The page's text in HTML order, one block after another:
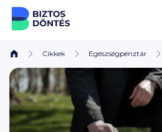
Ugrás a tartalomhoz
Cikkek Egészségpénztár